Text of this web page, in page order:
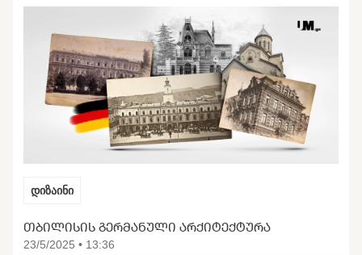
დიზაინი
ᲗᲑᲘᲚᲘᲡᲘᲡ ᲒᲔᲠᲛᲐᲜᲣᲚᲘ ᲐᲠᲥᲘᲢᲔᲥᲢᲣᲠᲐ
23/5/2025 • 13:36